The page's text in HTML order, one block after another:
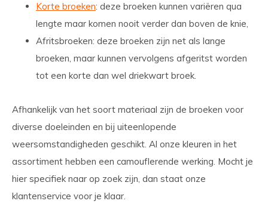
Korte broeken: deze broeken kunnen variëren qua
lengte maar komen nooit verder dan boven de knie,
Afritsbroeken: deze broeken zijn net als lange
broeken, maar kunnen vervolgens afgeritst worden
tot een korte dan wel driekwart broek.
Afhankelijk van het soort materiaal zijn de broeken voor
diverse doeleinden en bij uiteenlopende
weersomstandigheden geschikt. Al onze kleuren in het
assortiment hebben een camouflerende werking. Mocht je
hier specifiek naar op zoek zijn, dan staat onze
klantenservice voor je klaar.